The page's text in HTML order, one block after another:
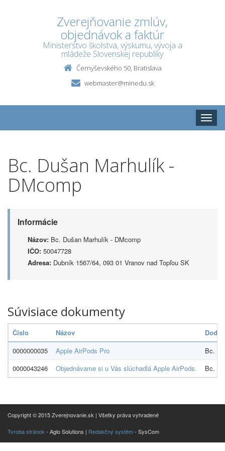
Zverejňovanie zmlúv,
objednávok a faktúr
Ministerstvo školstva, výskumu, vývoja a
mládeže Slovenskej republiky
Černyševského 50, Bratislava
webmaster@minedu.sk
Toggle
Bc. Dušan Marhulík -
DMcomp
Informácie
Názov: Bc. Dušan Marhulík - DMcomp
IČO: 50047728
Adresa: Dubník 1567/64, 093 01 Vranov nad Topľou SK
Súvisiace dokumenty
Číslo Názov
0000000035
Apple AirPods Pro
Bc.
0000043246
Objednávame si u Vás slúchadlá Apple AirPods. Bc.
Copyright © 2015 Zverejnovanie.sk | Všetky práva vyhradené
Tvroba stránok - Aglo Solutions | Redakčný systém- SysCom